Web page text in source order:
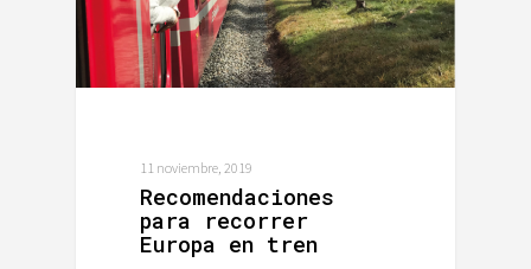
11 noviembre, 2019
Recomendaciones
para recorrer
Europa en tren